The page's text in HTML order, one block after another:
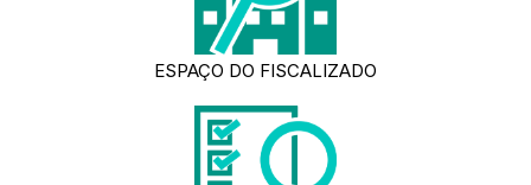
ESPAÇO DO FISCALIZADO